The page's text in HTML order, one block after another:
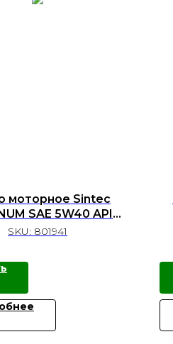
моторное Sintec
SAE 5W40 API
CF синт. (4л)
SKU: 801941